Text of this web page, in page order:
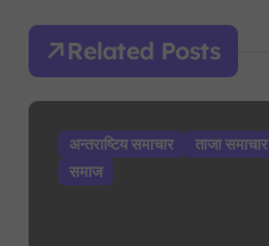
g
t
Related Posts
अन्तराष्टिय समाचार ताजा समाचार
समाज